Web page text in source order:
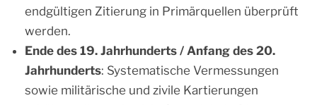
endgültigen Zitierung in Primärquellen überprüft
werden.
Ende des 19. Jahrhunderts / Anfang des 20.
Jahrhunderts: Systematische Vermessungen
sowie militärische und zivile Kartierungen